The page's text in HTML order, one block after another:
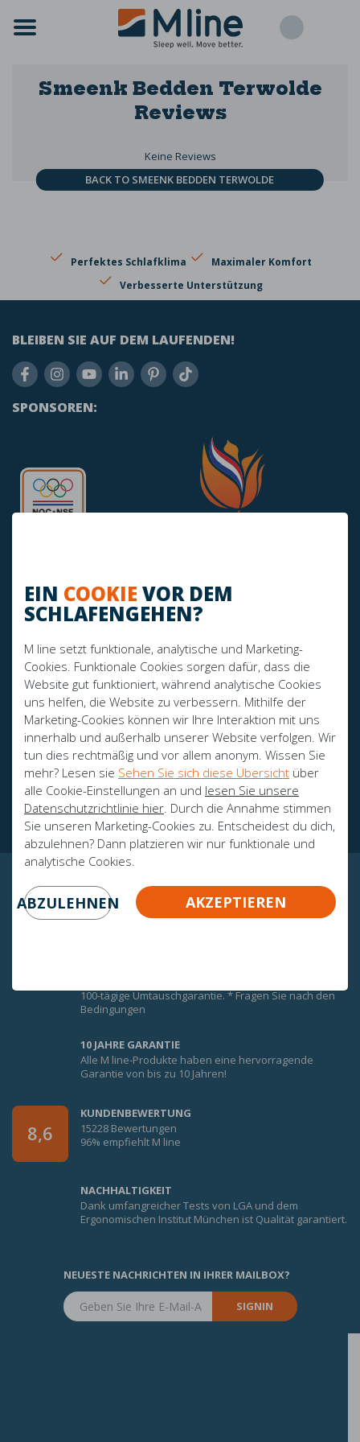
EIN COOKIE VOR DEM
SCHLAFENGEHEN?
M line setzt funktionale, analytische und Marketing-
Cookies. Funktionale Cookies sorgen dafür, dass die
Website gut funktioniert, während analytische Cookies
uns helfen, die Website zu verbessern. Mithilfe der
Marketing-Cookies können wir Ihre Interaktion mit uns
innerhalb und außerhalb unserer Website verfolgen. Wir
tun dies rechtmäßig und vor allem anonym. Wissen Sie
mehr? Lesen sie Sehen Sie sich diese Übersicht über
alle Cookie-Einstellungen an und lesen Sie unsere
Datenschutzrichtlinie hier. Durch die Annahme stimmen
Sie unseren Marketing-Cookies zu. Entscheidest du dich,
abzulehnen? Dann platzieren wir nur funktionale und
analytische Cookies.
ABZULEHNEN AKZEPTIEREN
Smeenk Bedden Terwolde
Reviews
Keine Reviews
BACK TO SMEENK BEDDEN TERWOLDE
Perfektes Schlafklima
Maximaler Komfort
Verbesserte Unterstützung
BLEIBEN SIE AUF DEM LAUFENDEN!
SPONSOREN:
info@mline.nl
+31 413-243050
Botschafter
Zertifikate
GARANTIERTE GEWISSHEIT!
100-tägige Umtauschgarantie. * Fragen Sie nach den
Bedingungen
10 JAHRE GARANTIE
Alle M line-Produkte haben eine hervorragende
Garantie von bis zu 10 Jahren!
8,6
KUNDENBEWERTUNG
15228 Bewertungen
96% empfiehlt M line
NACHHALTIGKEIT
Dank umfangreicher Tests von LGA und dem
Ergonomischen Institut München ist Qualität garantiert.
NEUESTE NACHRICHTEN IN IHRER MAILBOX?
SIGNIN